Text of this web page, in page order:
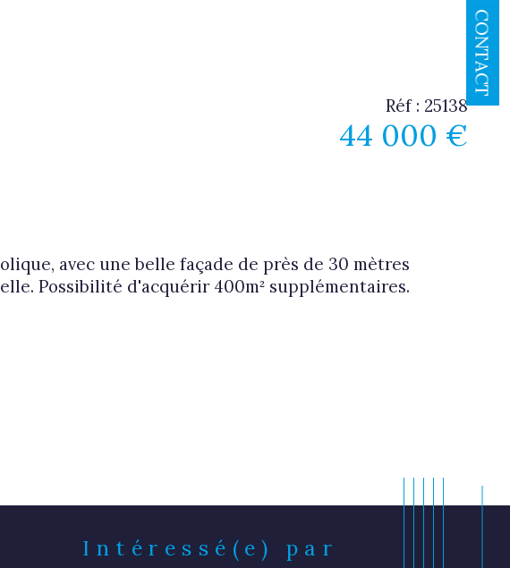
CONTACT
Réf : 25138
44 000 €
avec une belle façade de près de 30 mètres
Possibilité d'acquérir 400m² supplémentaires.
Intéressé(e) par